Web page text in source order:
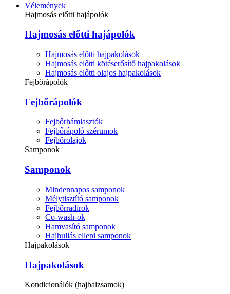
Vélemények
Hajmosás előtti hajápolók
Hajmosás előtti hajápolók
Hajmosás előtti hajpakolások
Hajmosás előtti kötéserősítő hajpakolások
Hajmosás előtti olajos hajpakolások
Fejbőrápolók
Fejbőrápolók
Fejbőrhámlasztók
Fejbőrápoló szérumok
Fejbőrolajok
Samponok
Samponok
Mindennapos samponok
Mélytisztító samponok
Fejbőrradírok
Co-wash-ok
Hamvasító samponok
Hajhullás elleni samponok
Hajpakolások
Hajpakolások
Kondicionálók (hajbalzsamok)